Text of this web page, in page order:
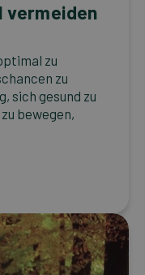
vermeiden
zu
zu
sich gesund zu
bewegen,